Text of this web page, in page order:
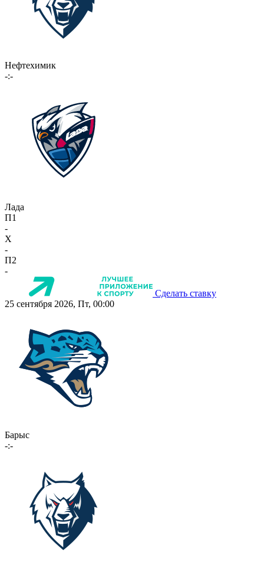
Нефтехимик
-:-
Лада
П1
-
X
-
П2
-
Сделать ставку
25 сентября 2026, Пт, 00:00
Барыс
-:-